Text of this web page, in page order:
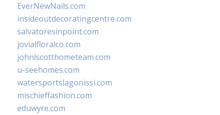
EverNewNails.com
insideoutdecoratingcentre.com
salvatoresinpoint.com
jovialfloralco.com
johnlscotthometeam.com
u-seehomes.com
watersportslagonissi.com
mischieffashion.com
eduwyre.com